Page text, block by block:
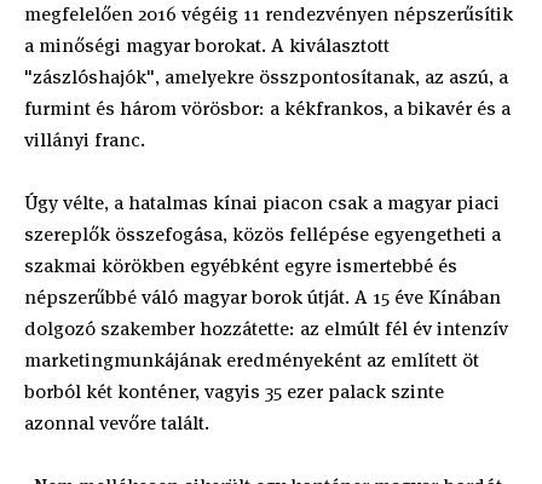
megfelelően 2016 végéig 11 rendezvényen népszerűsítik
a minőségi magyar borokat. A kiválasztott
"zászlóshajók", amelyekre összpontosítanak, az aszú, a
furmint és három vörösbor: a kékfrankos, a bikavér és a
villányi franc.
Úgy vélte, a hatalmas kínai piacon csak a magyar piaci
szereplők összefogása, közös fellépése egyengetheti a
szakmai körökben egyébként egyre ismertebbé és
népszerűbbé váló magyar borok útját. A 15 éve Kínában
dolgozó szakember hozzátette: az elmúlt fél év intenzív
marketingmunkájának eredményeként az említett öt
borból két konténer, vagyis 35 ezer palack szinte
azonnal vevőre talált.